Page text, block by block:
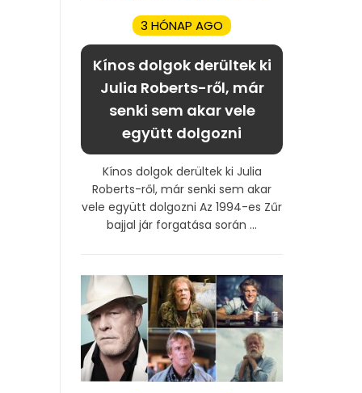
3 HÓNAP AGO
Kínos dolgok derültek ki
Julia Roberts-ről, már
senki sem akar vele
együtt dolgozni
Kínos dolgok derültek ki Julia
Roberts-ről, már senki sem akar
vele együtt dolgozni Az 1994-es Zűr
bajjal jár forgatása során ...